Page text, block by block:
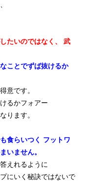
たいのではなく、
武
ことでずば抜けるか
意です。
るかフォアー
ります。
食らいつく フットワ
いません。
えれるように
にいく秘訣ではないで